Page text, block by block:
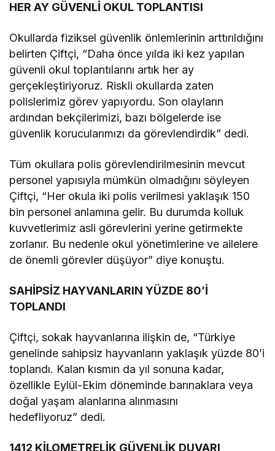
HER AY GÜVENLİ OKUL TOPLANTISI
Okullarda fiziksel güvenlik önlemlerinin arttırıldığını
belirten Çiftçi, “Daha önce yılda iki kez yapılan
güvenli okul toplantılarını artık her ay
gerçekleştiriyoruz. Riskli okullarda zaten
polislerimiz görev yapıyordu. Son olayların
ardından bekçilerimizi, bazı bölgelerde ise
güvenlik korucularımızı da görevlendirdik” dedi.
Tüm okullara polis görevlendirilmesinin mevcut
personel yapısıyla mümkün olmadığını söyleyen
Çiftçi, “Her okula iki polis verilmesi yaklaşık 150
bin personel anlamına gelir. Bu durumda kolluk
kuvvetlerimiz asli görevlerini yerine getirmekte
zorlanır. Bu nedenle okul yönetimlerine ve ailelere
de önemli görevler düşüyor” diye konuştu.
SAHİPSİZ HAYVANLARIN YÜZDE 80’İ
TOPLANDI
Çiftçi, sokak hayvanlarına ilişkin de, “Türkiye
genelinde sahipsiz hayvanların yaklaşık yüzde 80’i
toplandı. Kalan kısmın da yıl sonuna kadar,
özellikle Eylül-Ekim döneminde barınaklara veya
doğal yaşam alanlarına alınmasını
hedefliyoruz” dedi.
1412 KİLOMETRELİK GÜVENLİK DUVARI